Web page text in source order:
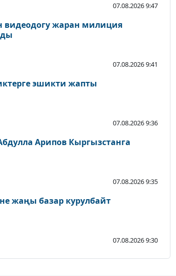
07.08.2026 9:47
видеодогу жаран милиция
07.08.2026 9:41
эшикти жапты
07.08.2026 9:36
Арипов Кыргызстанга
07.08.2026 9:35
жаңы базар курулбайт
07.08.2026 9:30